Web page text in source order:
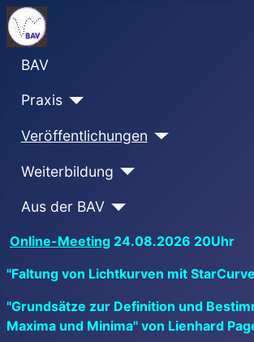
BAV
Praxis
Veröffentlichungen
Weiterbildung
Aus der BAV
Online-Meeting 24.08.2026 20Uhr
"Faltung von Lichtkurven mit
"Grundsätze zur Definition und
Maxima und Minima" von Lienhard